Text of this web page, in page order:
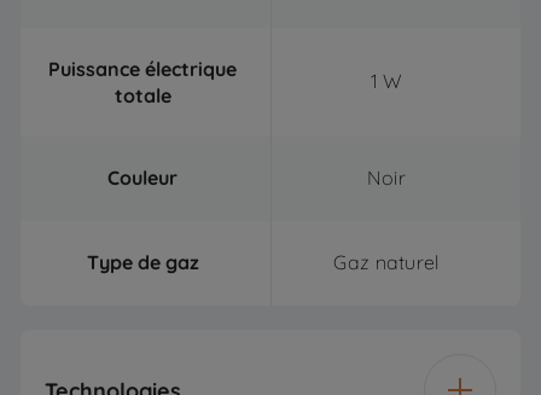
Puissance électrique
totale
1 W
Couleur Noir
Type de gaz Gaz naturel